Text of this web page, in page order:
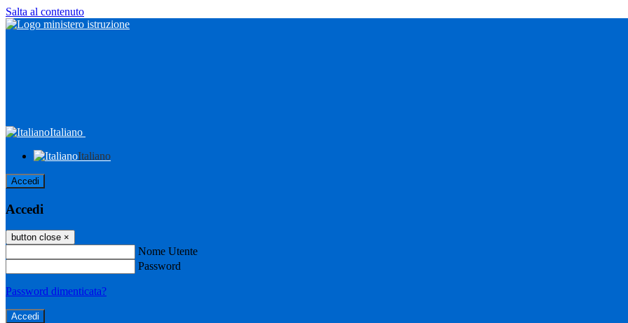
Salta al contenuto
Italiano
Italiano
Accedi
Accedi
button close ×
Nome Utente
Password
Password dimenticata?